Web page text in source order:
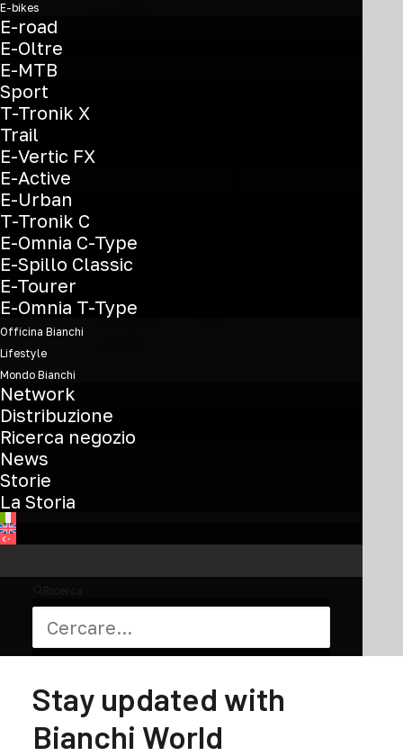
E-bikes
E-road
E-Oltre
E-MTB
Sport
T-Tronik X
Trail
E-Vertic FX
E-Active
E-Urban
T-Tronik C
E-Omnia C-Type
E-Spillo Classic
E-Tourer
E-Omnia T-Type
Officina Bianchi
Lifestyle
Mondo Bianchi
Network
Distribuzione
Ricerca negozio
News
Storie
La Storia
nella
Questo
prodotto
ha
possono
essere
Zolder PRO
YUB51
Iscriviti alla newsletter
Stay updated with
Bianchi World